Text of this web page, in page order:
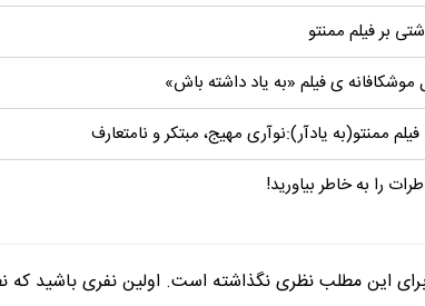
بر فیلم ممنتو
موشکافانه ی فیلم «به یاد داشته باش»‏
ممنتو(به یادآر):نوآری مهیج، مبتکر و نامتعارف
را به خاطر بیاورید!
این مطلب نظری نگذاشته است. اولین نفری باشید که